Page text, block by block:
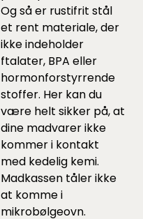
Og så er rustifrit stål
et rent materiale, der
ikke indeholder
ftalater, BPA eller
hormonforstyrrende
stoffer. Her kan du
være helt sikker på, at
dine madvarer ikke
kommer i kontakt
med kedelig kemi.
Madkassen tåler ikke
at komme i
mikrobølgeovn.